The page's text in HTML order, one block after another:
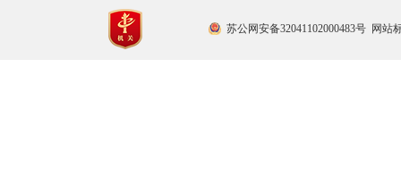
苏公网安备32041102000483号 网站